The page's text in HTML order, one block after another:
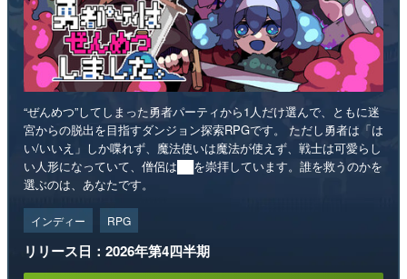
“ぜんめつ”してしまった勇者パーティから1人だけ選んで、ともに迷
宮からの脱出を目指すダンジョン探索RPGです。 ただし勇者は「は
い/いいえ」しか喋れず、魔法使いは魔法が使えず、戦士は可愛らし
い人形になっていて、僧侶は██を崇拝しています。誰を救うのかを
選ぶのは、あなたです。
インディー RPG
リリース日：2026年第4四半期